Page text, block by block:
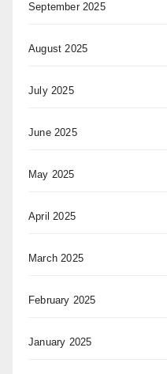
September 2025
August 2025
July 2025
June 2025
May 2025
April 2025
March 2025
February 2025
January 2025